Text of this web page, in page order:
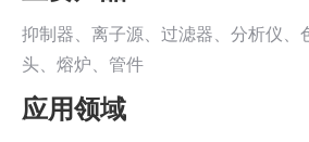
抑制器、离子源、过滤器、分析仪、
头、熔炉、管件
应用领域